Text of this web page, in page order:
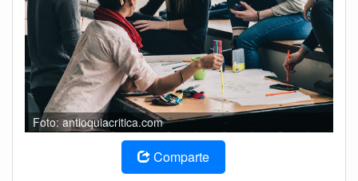
Foto: antioquiacritica.com
Comparte